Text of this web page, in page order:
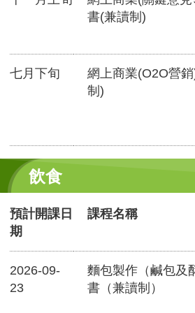
書(兼讀制)
七月下旬
網上商業(O2O營
制)
飲食
預計開課日
期
課程名稱
2026-09-
23
麵包製作（鹹包及
書（兼讀制）